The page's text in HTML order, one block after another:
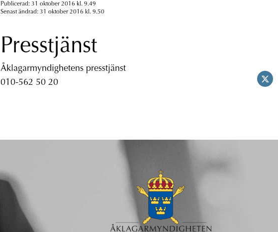
Publicerad: 31 oktober 2016 kl. 9.49
Senast ändrad: 31 oktober 2016 kl. 9.50
Presstjänst
Åklagarmyndighetens presstjänst
010-562 50 20